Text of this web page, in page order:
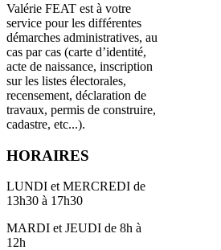
Valérie FEAT est à votre
service pour les différentes
démarches administratives, au
cas par cas (carte d’identité,
acte de naissance, inscription
sur les listes électorales,
recensement, déclaration de
travaux, permis de construire,
cadastre, etc...).
HORAIRES
LUNDI et MERCREDI de
13h30 à 17h30
MARDI et JEUDI de 8h à
12h